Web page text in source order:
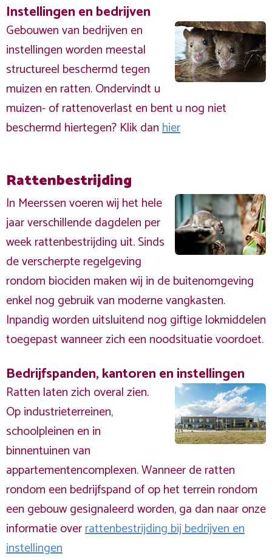
Instellingen en bedrijven
Gebouwen van bedrijven en
instellingen worden meestal
structureel beschermd tegen
muizen en ratten. Ondervindt u
muizen- of rattenoverlast en bent u nog niet
beschermd hiertegen? Klik danhier
Rattenbestrijding
In Meerssen voeren wij het hele
jaar verschillende dagdelen per
week rattenbestrijding uit. Sinds
de verscherpte regelgeving
rondom biociden maken wij in de buitenomgeving
enkel nog gebruik van moderne vangkasten.
Inpandig worden uitsluitend nog giftige lokmiddelen
toegepast wanneer zich een noodsituatie voordoet.
Bedrijfspanden, kantoren en instellingen
Ratten laten zich overal zien.
Op industrieterreinen,
schoolpleinen en in
binnentuinen van
appartementencomplexen. Wanneer de ratten
rondom een bedrijfspand of op het terrein rondom
een gebouw gesignaleerd worden, ga dan naar onze
informatie overrattenbestrijding bij bedrijven en
instellingen